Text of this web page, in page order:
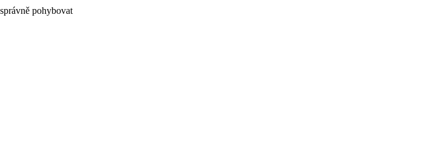
pohybovat